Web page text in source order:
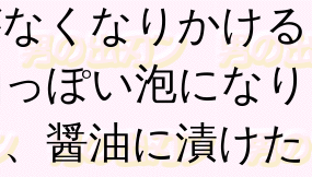
くなりかける
ぽい泡にな
醤油に漬け